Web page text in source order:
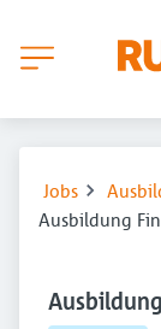
Jobs
Ausbildung